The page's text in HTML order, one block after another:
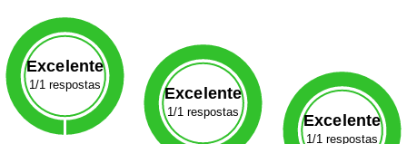
Excelente
1/1 respostas Excelente
1/1 respostas Excelente
1/1 respostas